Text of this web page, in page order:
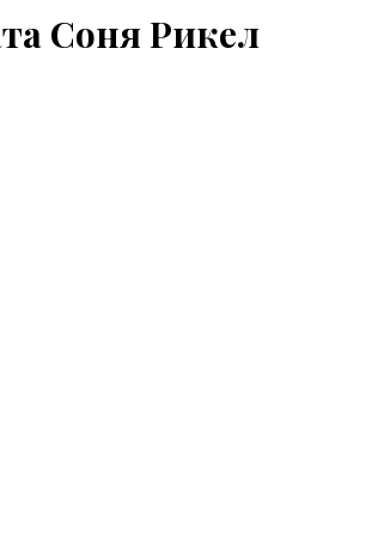
Соня Рикел